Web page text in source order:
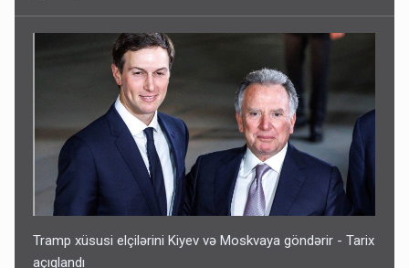
Tramp xüsusi elçilərini Kiyev və Moskvaya göndərir - Tarix
açıqlandı